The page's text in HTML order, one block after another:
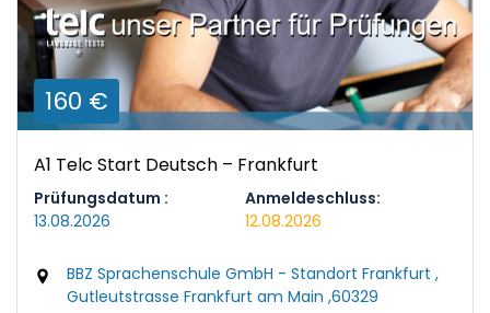
160 €
A1 Telc Start Deutsch – Frankfurt
Prüfungsdatum :
13.08.2026
Anmeldeschluss:
12.08.2026
BBZ Sprachenschule GmbH - Standort Frankfurt ,
Gutleutstrasse Frankfurt am Main ,60329